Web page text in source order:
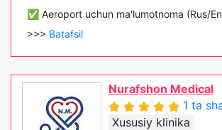
✅ Aeroport uchun ma'lumotnoma (Rus/
>>> Batafsil
Nurafshon Medical
1 ta
Xususiy klinika